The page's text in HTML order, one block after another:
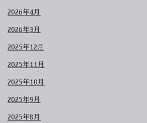
2026年4月
2026年3月
2025年12月
2025年11月
2025年10月
2025年9月
2025年8月